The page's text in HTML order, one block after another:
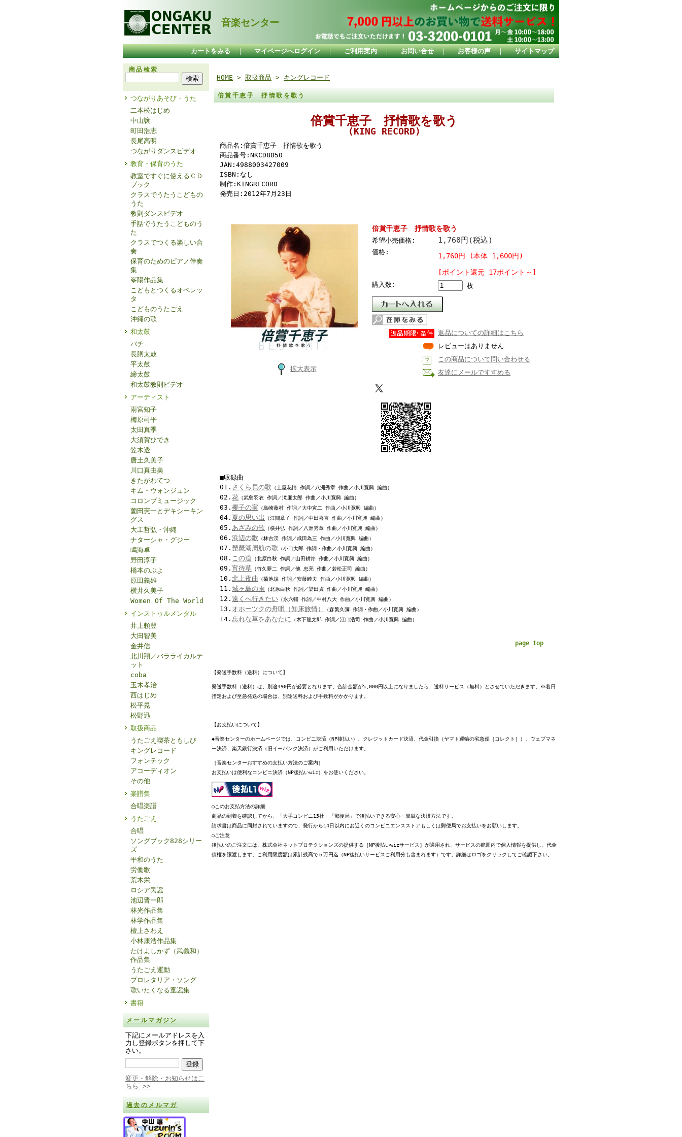
音楽センター
カートをみる ｜ マイページへログイン ｜ ご利用案内 ｜ お問い合せ ｜ お客様の声 ｜ サイトマップ
商品検索
つながりあそび・うた
二本松はじめ
中山譲
町田浩志
長尾高明
つながりダンスビデオ
教育・保育のうた
教室ですぐに使えるＣＤ
ブック
クラスでうたうこどもの
うた
教則ダンスビデオ
手話でうたうこどものう
た
クラスでつくる楽しい合
奏
保育のためのピアノ伴奏
集
峯陽作品集
こどもとつくるオペレッ
タ
こどものうたごえ
沖縄の歌
和太鼓
バチ
長胴太鼓
平太鼓
締太鼓
和太鼓教則ビデオ
アーティスト
雨宮知子
梅原司平
太田真季
大須賀ひでき
笠木透
唐土久美子
川口真由美
きたがわてつ
キム・ウォンジュン
コロンブミュージック
薗田憲一とデキシーキン
グス
大工哲弘・沖縄
ナターシャ・グジー
鳴海卓
野田淳子
橋本のぶよ
原田義雄
横井久美子
Women Of The World
インストゥルメンタル
井上頼豊
大田智美
金井信
北川翔／バラライカルテ
ット
coba
玉木孝治
西はじめ
松平晃
松野迅
取扱商品
うたごえ喫茶ともしび
キングレコード
フォンテック
アコーディオン
その他
楽譜集
合唱楽譜
うたごえ
合唱
ソングブック828シリー
ズ
平和のうた
労働歌
荒木栄
ロシア民謡
池辺晋一郎
林光作品集
林学作品集
檀上さわえ
小林康浩作品集
たけよしかず（武義和）
作品集
うたごえ運動
プロレタリア・ソング
歌いたくなる童謡集
書籍
メールマガジン
下記にメールアドレスを入
力し登録ボタンを押して下
さい。
変更・解除・お知らせはこ
ちら >>
過去のメルマガ
HOME > 取扱商品 > キングレコード
倍賞千恵子 抒情歌を歌う
倍賞千恵子 抒情歌を歌う
(KING RECORD)
商品名:倍賞千恵子 抒情歌を歌う
商品番号:NKCD8050
JAN:4988003427009
ISBN:なし
制作:KINGRECORD
発売日:2012年7月23日
拡大表示
倍賞千恵子 抒情歌を歌う
希望小売価格: 1,760円(税込)
価格:
1,760円 (本体 1,600円)
[ポイント還元 17ポイント～]
購入数: 枚
返品についての詳細はこちら
レビューはありません
この商品について問い合わせる
友達にメールですすめる
■収録曲
01. さくら貝の歌 （土屋花情 作詞／八洲秀章 作曲／小川寛興 編曲）
02. 花 （武島羽衣 作詞／滝廉太郎 作曲／小川寛興 編曲）
03. 椰子の実 （島崎藤村 作詞／大中寅二 作曲／小川寛興 編曲）
04. 夏の思い出 （江間章子 作詞／中田喜直 作曲／小川寛興 編曲）
05. あざみの歌 （横井弘 作詞／八洲秀章 作曲／小川寛興 編曲）
06. 浜辺の歌 （林古渓 作詞／成田為三 作曲／小川寛興 編曲）
07. 琵琶湖周航の歌 （小口太郎 作詞・作曲／小川寛興 編曲）
08. この道 （北原白秋 作詞／山田耕筰 作曲／小川寛興 編曲）
09. 宵待草 （竹久夢二 作詞／他 忠亮 作曲／若松正司 編曲）
10. 北上夜曲 （菊池規 作詞／安藤睦夫 作曲／小川寛興 編曲）
11. 城ヶ島の雨 （北原白秋 作詞／梁田貞 作曲／小川寛興 編曲）
12. 遠くへ行きたい （永六輔 作詞／中村八大 作曲／小川寛興 編曲）
13. オホーツクの舟唄（知床旅情） （森繁久彌 作詞・作曲／小川寛興 編曲）
14. 忘れな草をあなたに （木下龍太郎 作詞／江口浩司 作曲／小川寛興 編曲）
page top
【発送手数料（送料）について】
発送手数料（送料）は、別途490円が必要となります。合計金額が5,000円以上になりましたら、送料サービス（無料）とさせていただきます。※着日
指定および至急発送の場合は、別途送料および手数料がかかります。
【お支払いについて】
◆音楽センターのホームページでは、コンビニ決済（NP後払い）、クレジットカード決済、代金引換（ヤマト運輸の宅急便［コレクト］）、ウェブマネ
ー決済、楽天銀行決済（旧イーバンク決済）がご利用いただけます。
［音楽センターおすすめの支払い方法のご案内］
お支払いは便利なコンビニ決済（NP後払いwiz）をお使いください。
○このお支払方法の詳細
商品の到着を確認してから、「大手コンビニ15社」「郵便局」で後払いできる安心・簡単な決済方法です。
請求書は商品に同封されていますので、発行から14日以内にお近くのコンビニエンスストアもしくは郵便局でお支払いをお願いします。
○ご注意
後払いのご注文には、株式会社ネットプロテクションズの提供する［NP後払いwizサービス］が適用され、サービスの範囲内で個人情報を提供し、代金
債権を譲渡します。ご利用限度額は累計残高で５万円迄（NP後払いサービスご利用分も含まれます）です。 詳細はロゴをクリックしてご確認下さい。